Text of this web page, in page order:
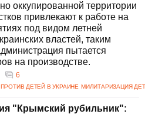
оккупированной территории
привлекают к работе на
под видом летней
властей, таким
пытается
на производстве.
6
ДЕТЕЙ В УКРАИНЕ МИЛИТАРИЗАЦИЯ
"Крымский рубильник":